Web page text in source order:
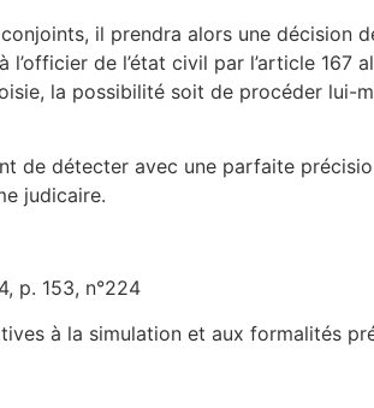
il prendra alors une décision
de l’état civil par l’article 167
la possibilité soit de procéder lui-
détecter avec une parfaite
judicaire.
p. 153, n°224
à la simulation et aux formalités